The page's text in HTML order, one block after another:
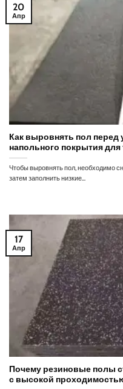
Как выровнять пол перед
напольного покрытия для
Чтобы выровнять пол, необходимо
затем заполнить низкие...
20
Апр
Почему резиновые полы
с высокой
17
Апр